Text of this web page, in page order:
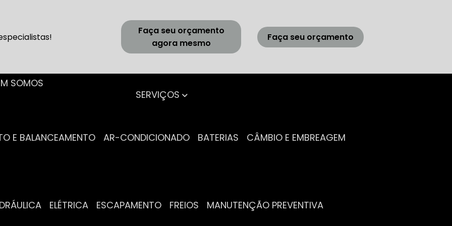
Faça seu orçamento
agora mesmo
Faça seu orçamento
SOMOS
SERVIÇOS
E BALANCEAMENTO AR-CONDICIONADO BATERIAS CÂMBIO E EMBREAGEM
ELÉTRICA ESCAPAMENTO FREIOS MANUTENÇÃO PREVENTIVA